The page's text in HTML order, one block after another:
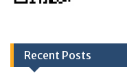
Recent Posts